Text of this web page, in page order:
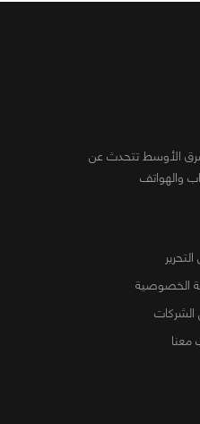
الأوسط تتحدث عن
والهواتف
الخصوصية
الشركات
معنا